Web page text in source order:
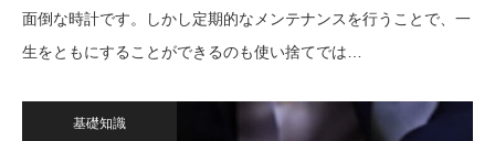
面倒な時計です。しかし定期的なメンテナンスを行うことで、一
生をともにすることができるのも使い捨てでは…
基礎知識